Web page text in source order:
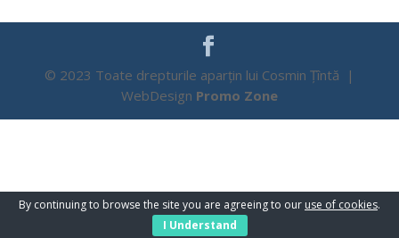
© 2023 Toate drepturile aparțin lui Cosmin Țîntă |
WebDesign Promo Zone
By continuing to browse the site you are agreeing to our use of cookies.
I Understand